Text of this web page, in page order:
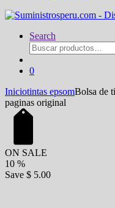
Search
Buscar
por:
0
Iniciotintas epsomBolsa de
paginas original
ON SALE
10 %
Save $ 5.00